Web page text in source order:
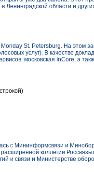
области и
St. Petersburg. На этом
услуг). В качестве
московская InCore, а
с Мининформсвязи и
коллегии
и связи и Министерстве